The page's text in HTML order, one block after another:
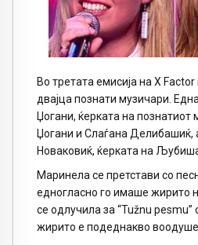
Во третата емисија на X Factor
двајца познати музичари.
Џогани, ќерката на познатиот
Џогани и Слаѓана Делибашиќ,
Новаковиќ, ќерката на
Маринела се претстави со
едногласно го имаше жирито
се одлучила за “Tužnu pesmu”
жирито е подеднакво